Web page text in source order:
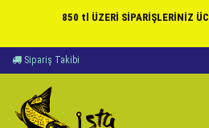
850 tl ÜZERİ SİPARİŞLERİNİZ